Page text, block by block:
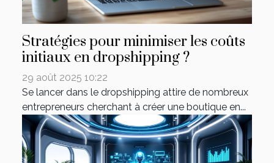
Stratégies pour minimiser les coûts
initiaux en dropshipping ?
29 août 2025 10:22
Se lancer dans le dropshipping attire de nombreux
entrepreneurs cherchant à créer une boutique en...